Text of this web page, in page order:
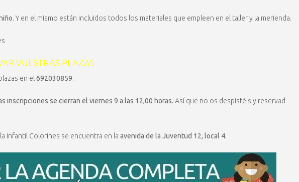
. Y en el mismo están incluidos todos los materiales que empleen en el taller y la merienda.
VUESTRAS PLAZAS
en el 692030859.
inscripciones se cierran el viernes 9 a las 12,00 horas. Así que no os despistéis y reservad
Infantil Colorines se encuentra en la avenida de la Juventud 12, local 4.